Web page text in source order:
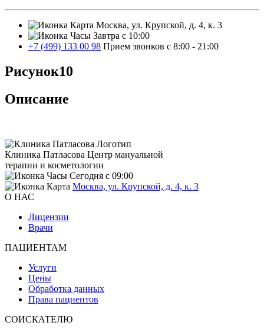
Москва, ул. Крупской, д. 4, к. 3
Завтра с 10:00
+7 (499) 133 00 98 Прием звонков с 8:00 - 21:00
Рисунок10
Описание
Клиника Патласова Центр мануальной
терапии и косметологии
Сегодня с 09:00
Москва, ул. Крупской, д. 4, к. 3
О НАС
Лицензии
Врачи
ПАЦИЕНТАМ
Услуги
Цены
Обработка данных
Права пациентов
СОИСКАТЕЛЮ